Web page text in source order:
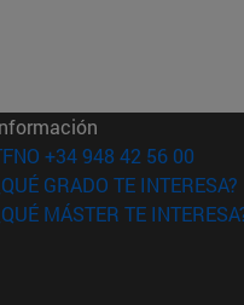
ventana)
+34 948 42 56 00
GRADO TE INTERESA?
MÁSTER TE